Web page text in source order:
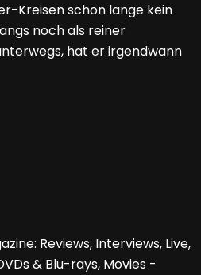
Kreisen schon lange kein
noch als reiner
hat er irgendwann
Reviews, Interviews, Live,
& Blu-rays, Movies -